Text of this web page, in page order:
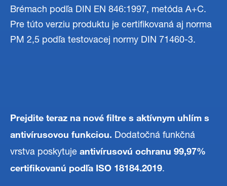
Brémach podľa DIN EN 846:1997, metóda A+C.
Pre túto verziu produktu je certifikovaná aj norma
PM 2,5 podľa testovacej normy DIN 71460-3.
Prejdite teraz na nové filtre s aktívnym uhlím s
antivírusovou funkciou. Dodatočná funkčná
vrstva poskytuje antivírusovú ochranu 99,97%
certifikovanú podľa ISO 18184.2019.